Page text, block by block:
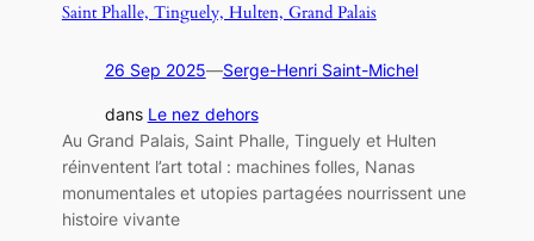
Saint Phalle, Tinguely, Hulten, Grand Palais
26 Sep 2025—Serge-Henri Saint-Michel
dans Le nez dehors
Au Grand Palais, Saint Phalle, Tinguely et Hulten
réinventent l’art total : machines folles, Nanas
monumentales et utopies partagées nourrissent une
histoire vivante